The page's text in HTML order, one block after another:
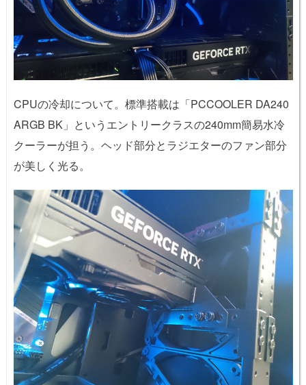
CPUの冷却について。標準搭載は「PCCOOLER DA240
ARGB BK」というエントリークラスの240mm簡易水冷
クーラーが担う。ヘッド部分とラジエターのファン部分
が美しく光る。